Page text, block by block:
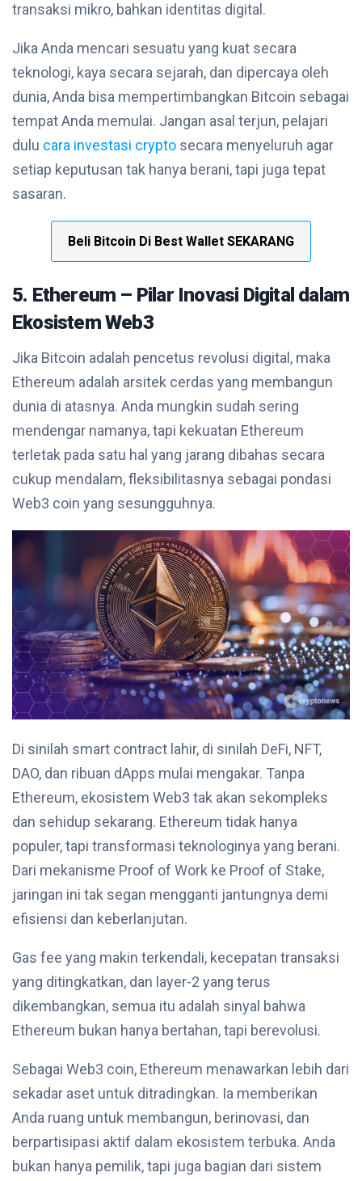
transaksi mikro, bahkan identitas digital.
Jika Anda mencari sesuatu yang kuat secara
teknologi, kaya secara sejarah, dan dipercaya oleh
dunia, Anda bisa mempertimbangkan Bitcoin sebagai
tempat Anda memulai. Jangan asal terjun, pelajari
dulu cara investasi crypto secara menyeluruh agar
setiap keputusan tak hanya berani, tapi juga tepat
sasaran.
Beli Bitcoin Di Best Wallet SEKARANG
5. Ethereum – Pilar Inovasi Digital dalam
Ekosistem Web3
Jika Bitcoin adalah pencetus revolusi digital, maka
Ethereum adalah arsitek cerdas yang membangun
dunia di atasnya. Anda mungkin sudah sering
mendengar namanya, tapi kekuatan Ethereum
terletak pada satu hal yang jarang dibahas secara
cukup mendalam, fleksibilitasnya sebagai pondasi
Web3 coin yang sesungguhnya.
Di sinilah smart contract lahir, di sinilah DeFi, NFT,
DAO, dan ribuan dApps mulai mengakar. Tanpa
Ethereum, ekosistem Web3 tak akan sekompleks
dan sehidup sekarang. Ethereum tidak hanya
populer, tapi transformasi teknologinya yang berani.
Dari mekanisme Proof of Work ke Proof of Stake,
jaringan ini tak segan mengganti jantungnya demi
efisiensi dan keberlanjutan.
Gas fee yang makin terkendali, kecepatan transaksi
yang ditingkatkan, dan layer-2 yang terus
dikembangkan, semua itu adalah sinyal bahwa
Ethereum bukan hanya bertahan, tapi berevolusi.
Sebagai Web3 coin, Ethereum menawarkan lebih dari
sekadar aset untuk ditradingkan. Ia memberikan
Anda ruang untuk membangun, berinovasi, dan
berpartisipasi aktif dalam ekosistem terbuka. Anda
bukan hanya pemilik, tapi juga bagian dari sistem